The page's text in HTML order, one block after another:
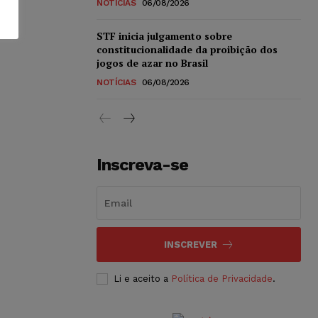
NOTÍCIAS 06/08/2026
STF inicia julgamento sobre
constitucionalidade da proibição dos
jogos de azar no Brasil
NOTÍCIAS 06/08/2026
Inscreva-se
INSCREVER
Li e aceito a Política de Privacidade.